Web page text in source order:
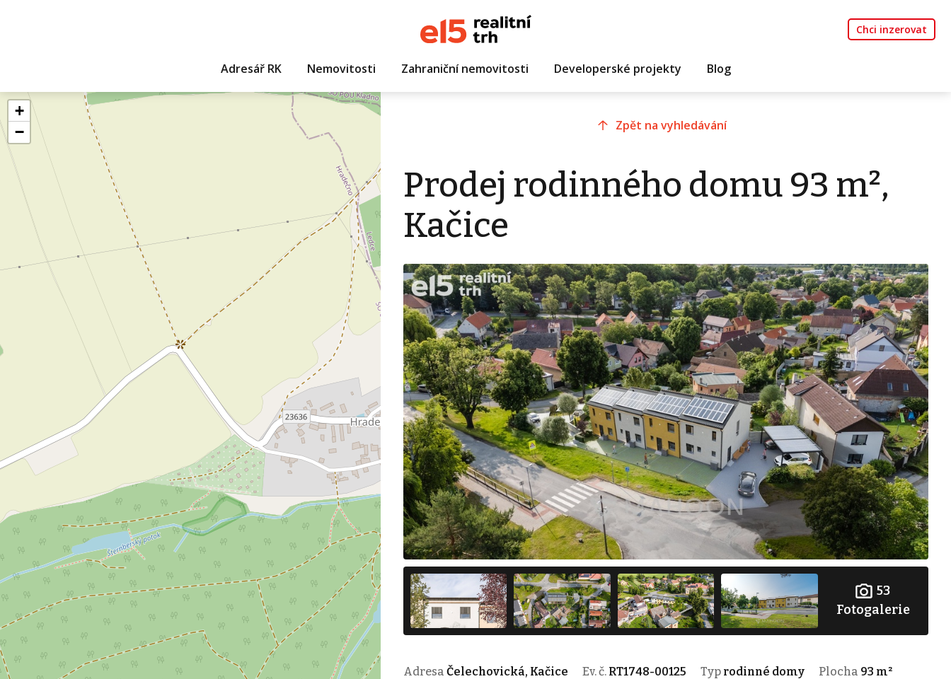
Chci inzerovat
Adresář RK Nemovitosti Zahraniční nemovitosti Developerské projekty Blog
+
−
Zpět na vyhledávání
Prodej rodinného domu 93 m²,
Kačice
53
Fotogalerie
Adresa Čelechovická, Kačice Ev. č. RT1748-00125 Typ rodinné domy Plocha 93 m²